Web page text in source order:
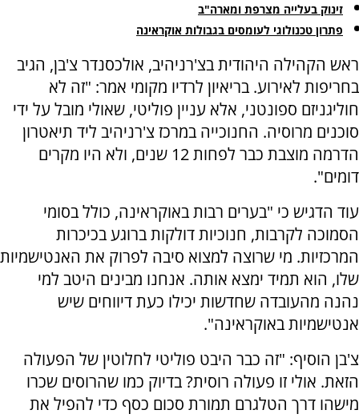
זינוק בעלייה מצרפת ומארה"ב
פתרון טכנולוגי לעומסים בגבולות אוקראינה
ראש הקהילה היהודית בצ'רניהיב, אולכסנדר צ'בן, הגיב
בחריפות לאירוע. בריאיון לרדיו מקומי אמר: "זה לא
חוליגניזם ספונטני, אלא עניין פוליטי, שאולי מובל על ידי
סוכנים מרוסיה. החנוכייה במרכז צ'רניהיב ליד תיאטרון
הדרמה מוצבת כבר לפחות 12 שנים, ולא היו מקרים
דומים".
עוד הדגיש כי "בערים רבות באוקראינה, כולל בסומי
הסמוכה לקרבות, חנוכיות דולקות ברוגע בכיכרות
המרכזיות. מי שרוצה למצוא סיבה לפרוק את האנטישמיות
שלו, הוא תמיד ימצא אותה. אנחנו מבינים היטב למי
נהנה מהעובדה שחדשות יכילו כעת דיווחים שיש
אנטישמיות באוקראינה".
צ'בן הוסיף: "זה כבר היבט פוליטי לחלוטין של הפעולה
הזאת. אולי זו פעולה רוסית? בדיוק כמו שהרוסים שכרו
מישהו דרך הטלגרם תמורת סכום כסף כדי להפיל את